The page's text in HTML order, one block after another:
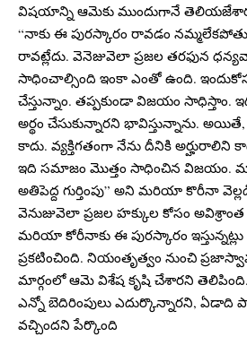
విషయాన్ని ఆమెకు ముందుగానే
“నాకు ఈ పురస్కారం రావడం
రావట్లేదు. వెనెజువెలా ప్రజల తరఫున
సాధించాల్సింది ఇంకా ఎంతో ఉంది.
చేస్తున్నాం. తప్పకుండా విజయం సాధిస్తాం.
అర్థం చేసుకున్నారని భావిస్తున్నాను.
కాదు. వ్యక్తిగతంగా నేను దీనికి అర్హురాలిని
ఇది సమాజం మొత్తం సాధించిన విజయం. మా
అతిపెద్ద గుర్తింపు” అని మరియా కొరీనా
వెనుజువెలా ప్రజల హక్కుల కోసం
మరియా కోరీనాకు ఈ పురస్కారం
ప్రకటించింది. నియంతృత్వం నుంచి
మార్గంలో ఆమె విశేష కృషి చేశారని
ఎన్నో బెదిరింపులు ఎదుర్కొన్నారని, ఏడాది
వచ్చిందని పేర్కొంది